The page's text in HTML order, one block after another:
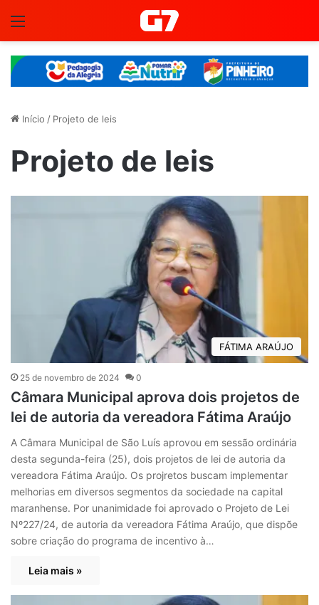
Início / Projeto de leis
Projeto de leis
FÁTIMA ARAÚJO
25 de novembro de 2024 0
Câmara Municipal aprova dois projetos de
lei de autoria da vereadora Fátima Araújo
A Câmara Municipal de São Luís aprovou em sessão ordinária
desta segunda-feira (25), dois projetos de lei de autoria da
vereadora Fátima Araújo. Os projretos buscam implementar
melhorias em diversos segmentos da sociedade na capital
maranhense. Por unanimidade foi aprovado o Projeto de Lei
Nº227/24, de autoria da vereadora Fátima Araújo, que dispõe
sobre criação do programa de incentivo à…
Leia mais »